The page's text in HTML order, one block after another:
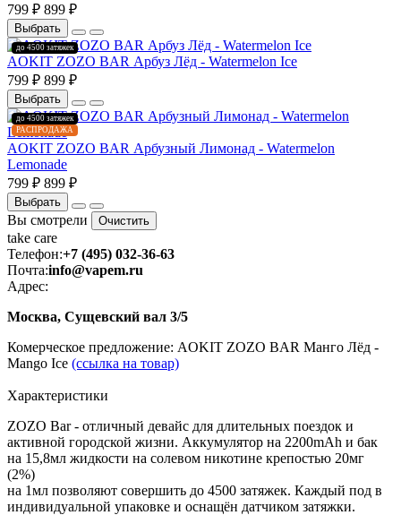
799 ₽ 899 ₽
Выбрать
до 4500 затяжек
РАСПРОДАЖА
AOKIT ZOZO BAR Арбуз Лёд - Watermelon Ice
799 ₽ 899 ₽
Выбрать
до 4500 затяжек
РАСПРОДАЖА
AOKIT ZOZO BAR Арбузный Лимонад - Watermelon
Lemonade
799 ₽ 899 ₽
Выбрать
Вы смотрели Очистить
take care
Телефон:+7 (495) 032-36-63
Почта:info@vapem.ru
Адрес:
Москва, Сущевский вал 3/5
Комерческое предложение: AOKIT ZOZO BAR Манго Лёд -
Mango Ice (ссылка на товар)
Характеристики
ZOZO Bar - отличный девайс для длительных поездок и
активной городской жизни. Аккумулятор на 2200mAh и бак
на 15,8мл жидкости на солевом никотине крепостью 20мг
(2%)
на 1мл позволяют совершить до 4500 затяжек. Каждый под в
индивидуальной упаковке и оснащён датчиком затяжки.